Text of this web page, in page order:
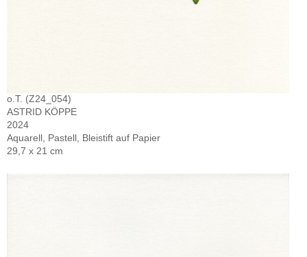
o.T. (Z24_054)
ASTRID KÖPPE
2024
Aquarell, Pastell, Bleistift auf Papier
29,7 x 21 cm